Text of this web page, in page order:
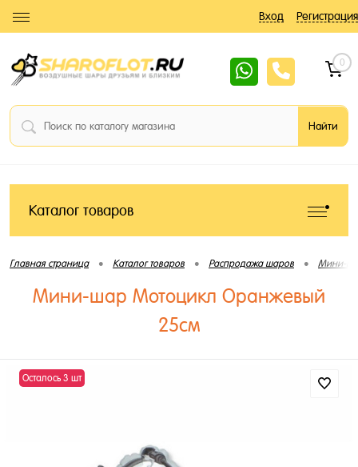
Вход Регистрация
0
Каталог товаров
Главная страница • Каталог товаров • Распродажа шаров • Мини-
Мини-шар Мотоцикл Оранжевый
25см
Осталось 3 шт